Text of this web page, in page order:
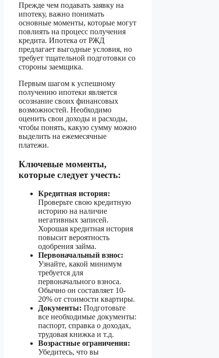
Прежде чем подавать заявку на
ипотеку, важно понимать
основные моменты, которые могут
повлиять на процесс получения
кредита. Ипотека от РЖД
предлагает выгодные условия, но
требует тщательной подготовки со
стороны заемщика.
Первым шагом к успешному
получению ипотеки является
осознание своих финансовых
возможностей. Необходимо
оценить свои доходы и расходы,
чтобы понять, какую сумму можно
выделить на ежемесячные
платежи.
Ключевые моменты,
которые следует учесть:
Кредитная история:
Проверьте свою кредитную
историю на наличие
негативных записей.
Хорошая кредитная история
повысит вероятность
одобрения займа.
Первоначальный взнос:
Узнайте, какой минимум
требуется для
первоначального взноса.
Обычно он составляет 10-
20% от стоимости квартиры.
Документы: Подготовьте
все необходимые документы:
паспорт, справка о доходах,
трудовая книжка и т.д.
Возрастные ограничения:
Убедитесь, что вы